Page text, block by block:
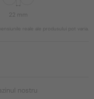
22 mm
reale ale produsului pot varia.
nostru